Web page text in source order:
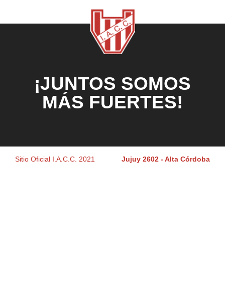
¡JUNTOS SOMOS
MÁS FUERTES!
Sitio Oficial I.A.C.C. 2021 Jujuy 2602 - Alta Córdoba